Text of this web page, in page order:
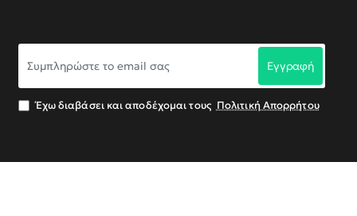
το
σας
Εγγραφή
Έχω διαβάσει και αποδέχομαι τους Πολιτική Απορρήτου